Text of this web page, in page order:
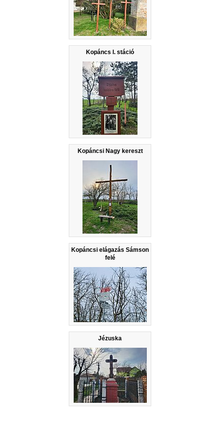
Kopáncs I. stáció
Kopáncsi Nagy kereszt
Kopáncsi elágazás Sámson
felé
Jézuska